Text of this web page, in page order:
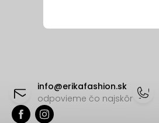
info@erikafashion.sk
odpovieme čo najskôr